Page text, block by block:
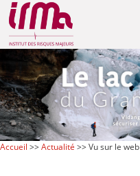
Accueil >>Actualité >> Vu sur le web